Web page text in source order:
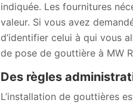
indiquée. Les fournitures
valeur. Si vous avez
d’identifier celui à qui vous
de pose de gouttière à MW
Des règles
L’installation de gouttières